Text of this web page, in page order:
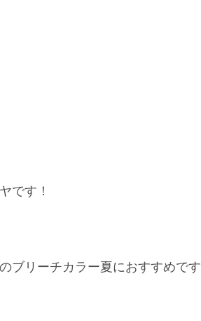
です！
ブリーチカラー夏におすすめです